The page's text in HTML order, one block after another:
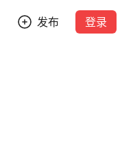
发布 登录